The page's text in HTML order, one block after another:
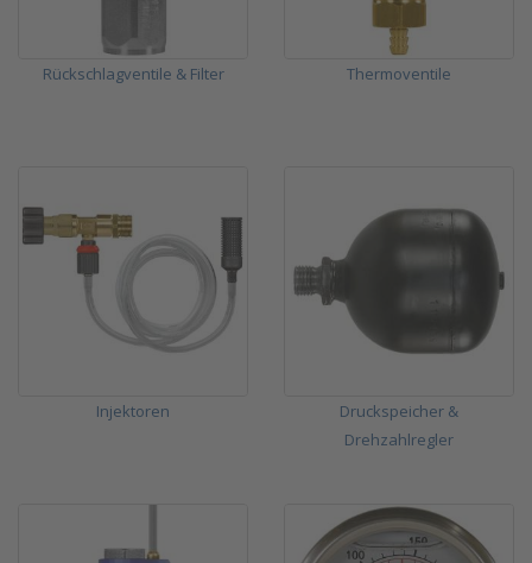
Rückschlagventile & Filter Thermoventile
Injektoren
Druckspeicher &
Drehzahlregler